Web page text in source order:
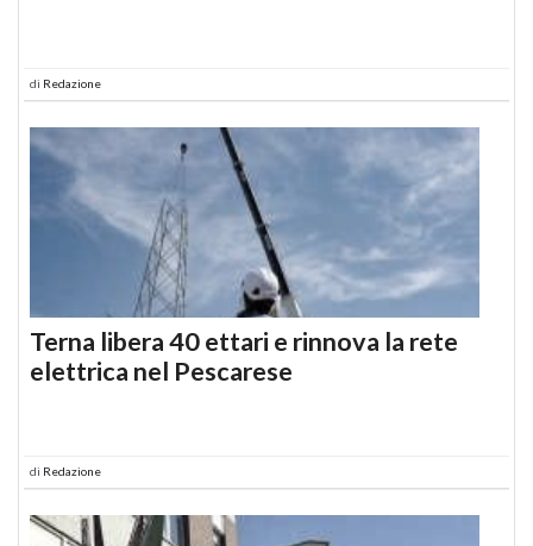
di Redazione
Terna libera 40 ettari e rinnova la rete
elettrica nel Pescarese
di Redazione